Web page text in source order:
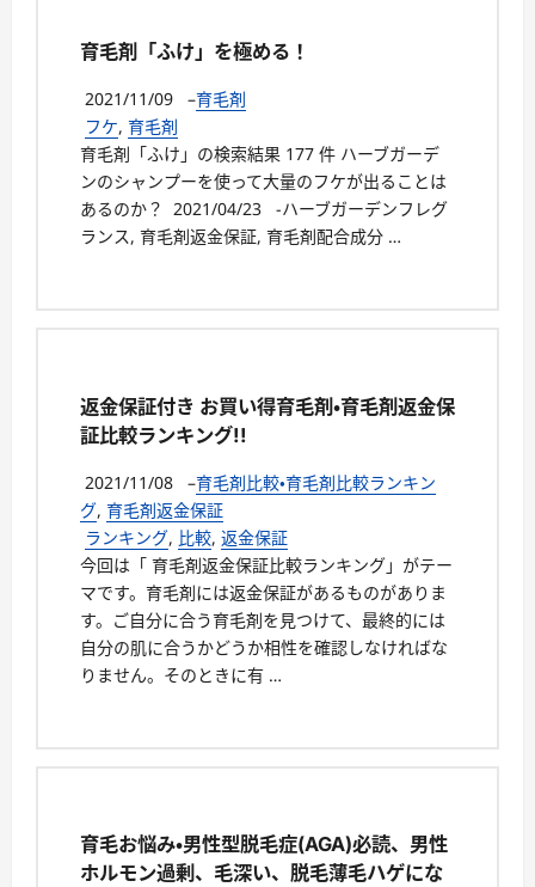
育毛剤「ふけ」を極める！
2021/11/09 –育毛剤
フケ, 育毛剤
育毛剤「ふけ」の検索結果 177 件 ハーブガーデ
ンのシャンプーを使って大量のフケが出ることは
あるのか？ 2021/04/23 -ハーブガーデンフレグ
ランス, 育毛剤返金保証, 育毛剤配合成分 …
返金保証付き お買い得育毛剤・育毛剤返金保
証比較ランキング!!
2021/11/08 –育毛剤比較・育毛剤比較ランキン
グ, 育毛剤返金保証
ランキング, 比較, 返金保証
今回は「 育毛剤返金保証比較ランキング」がテー
マです。育毛剤には返金保証があるものがありま
す。ご自分に合う育毛剤を見つけて、最終的には
自分の肌に合うかどうか相性を確認しなければな
りません。そのときに有 …
育毛お悩み・男性型脱毛症(AGA)必読、男性
ホルモン過剰、毛深い、脱毛薄毛ハゲにな